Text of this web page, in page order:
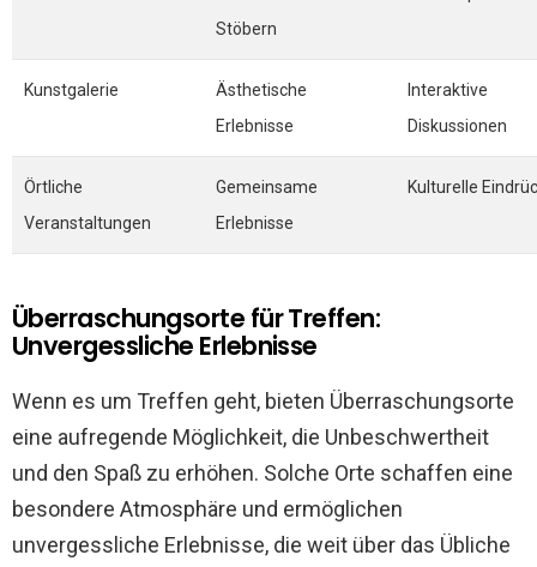
Stöbern
Kunstgalerie
Ästhetische
Erlebnisse
Interaktive
Diskussionen
Örtliche
Veranstaltungen
Gemeinsame
Erlebnisse
Kulturelle
Überraschungsorte für Treffen:
Unvergessliche Erlebnisse
Wenn es um Treffen geht, bieten Überraschungsorte
eine aufregende Möglichkeit, die Unbeschwertheit
und den Spaß zu erhöhen. Solche Orte schaffen eine
besondere Atmosphäre und ermöglichen
unvergessliche Erlebnisse, die weit über das Übliche